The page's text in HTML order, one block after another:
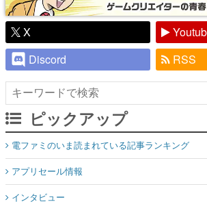
X
Discord
RSS
ピックアップ
電ファミのいま読まれている記事ランキング
アプリセール情報
インタビュー